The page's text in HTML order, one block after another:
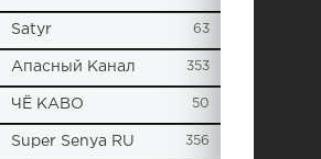
Satyr 63
Апасный Канал 353
ЧЁ КАВО 50
Super Senya RU 356